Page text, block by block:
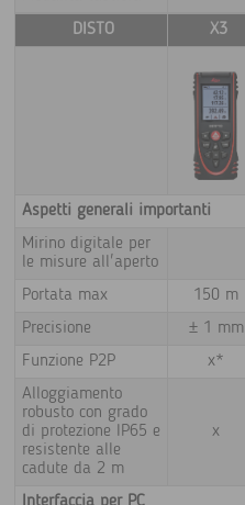
DISTO
X3
Aspetti generali importanti
Mirino digitale per
le misure all'aperto
Portata max 150 m
Precisione
± 1 mm
Funzione P2P
x*
Alloggiamento
robusto con grado
di protezione IP65 e
resistente alle
cadute da 2 m
x